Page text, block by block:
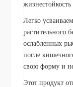
Легко
растительного
ослабленных
после
свою форму и
Этот продукт